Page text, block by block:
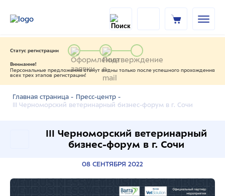
Статус регистрации
Внимание!
Персональные предложения станут видны только после успешного прохождения
всех трех этапов регистрации!
Главная страница - Пресс-центр -
III Черноморский ветеринарный бизнес-форум в г. Сочи
III Черноморский ветеринарный
бизнес-форум в г. Сочи
08 СЕНТЯБРЯ 2022